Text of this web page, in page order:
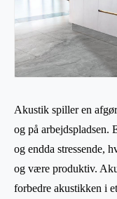
Akustik spiller en
og på arbejdspladsen.
og endda stressende,
og være produktiv.
forbedre akustikken i